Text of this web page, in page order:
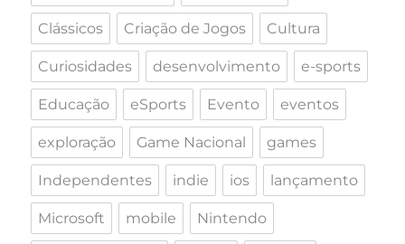
Clássicos Criação de Jogos Cultura
Curiosidades desenvolvimento e-sports
Educação eSports Evento eventos
exploração Game Nacional games
Independentes indie ios lançamento
Microsoft mobile Nintendo